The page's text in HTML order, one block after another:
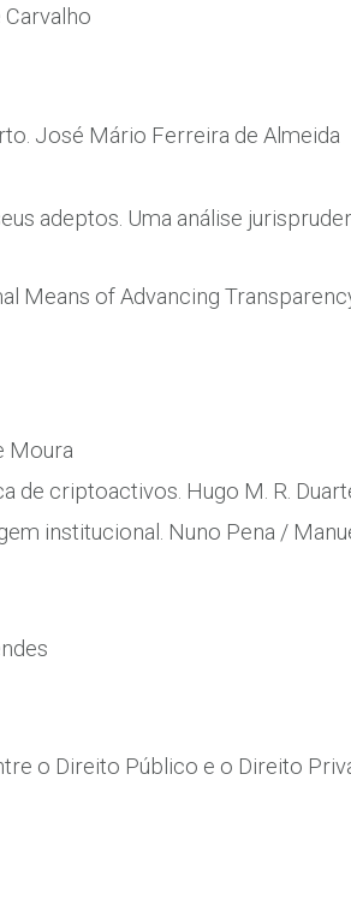
José Mário Ferreira de Almeida
adeptos. Uma análise
Means of Advancing
Moura
criptoactivos. Hugo M. R.
institucional. Nuno Pena /
o Direito Público e o Direito